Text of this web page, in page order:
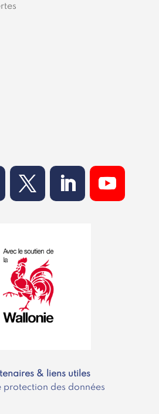
& liens utiles
protection des données